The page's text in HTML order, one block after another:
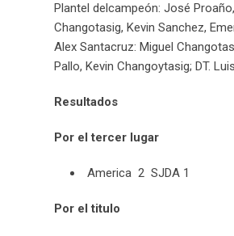
Plantel delcampeón: José
Changotasig, Kevin Sanchez,
Alex Santacruz: Miguel
Pallo, Kevin Changoytasig; DT.
Resultados
Por el tercer lugar
America 2 SJDA 1
Por el titulo